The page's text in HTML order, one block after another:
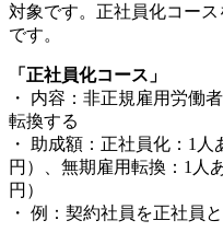
対象です。正社員化コー
です。
「正社員化コース」
・ 内容：非正規雇用労働
転換する
・ 助成額：正社員化：1
円）、無期雇用転換：1人
円）
・ 例：契約社員を正社員